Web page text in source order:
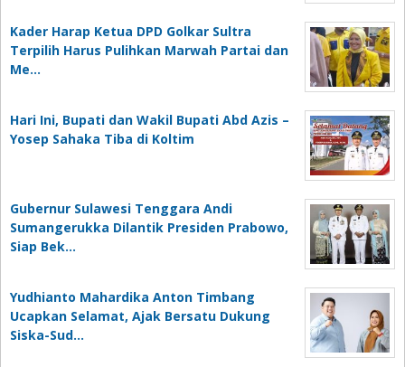
Kader Harap Ketua DPD Golkar Sultra
Terpilih Harus Pulihkan Marwah Partai dan
Me…
Hari Ini, Bupati dan Wakil Bupati Abd Azis –
Yosep Sahaka Tiba di Koltim
Gubernur Sulawesi Tenggara Andi
Sumangerukka Dilantik Presiden Prabowo,
Siap Bek…
Yudhianto Mahardika Anton Timbang
Ucapkan Selamat, Ajak Bersatu Dukung
Siska-Sud…